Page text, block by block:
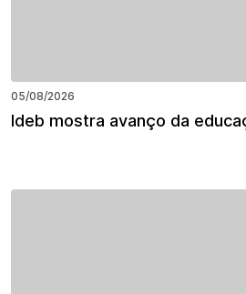
05/08/2026
Ideb mostra avanço da